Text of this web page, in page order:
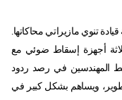
تنوي مازيراتي محاكاتها.
أجهزة إسقاط ضوئي مع
المهندسين في رصد ردود
ويساهم بشكل كبير في